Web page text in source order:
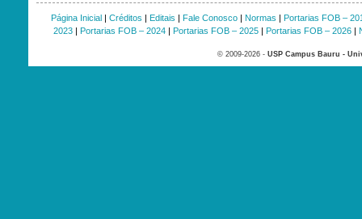
Página Inicial| Créditos | Editais | Fale Conosco| Normas | Portarias FOB –
2023| Portarias FOB – 2024| Portarias FOB – 2025| Portarias FOB – 2026|
© 2009-2026 - USP Campus Bauru -